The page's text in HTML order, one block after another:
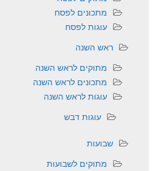
מתכונים לפסח
עוגות לפסח
ראש השנה
מתוקים לראש השנה
מתכונים לראש השנה
עוגות לראש השנה
עוגות דבש
שבועות
מתוקים לשבועות